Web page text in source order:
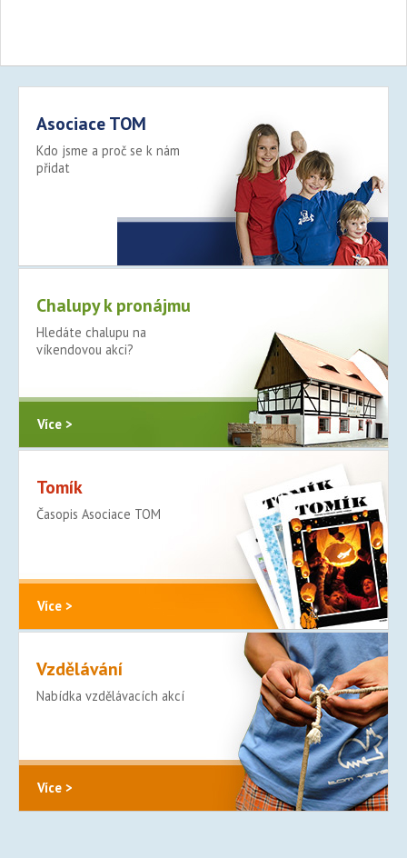
Asociace TOM
Kdo jsme a proč se k nám
přidat
Chalupy k pronájmu
Hledáte chalupu na
víkendovou akci?
Více >
Tomík
Časopis Asociace TOM
Více >
Vzdělávání
Nabídka vzdělávacích akcí
Více >